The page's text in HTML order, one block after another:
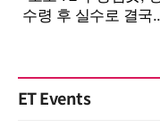
ET Events